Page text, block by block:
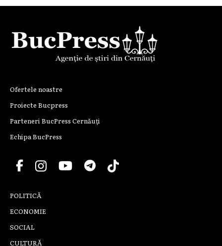
Ofertele noastre
Proiecte Bucpress
Parteneri BucPress Cernăuți
Echipa BucPress
POLITICĂ
ECONOMIE
SOCIAL
CULTURĂ